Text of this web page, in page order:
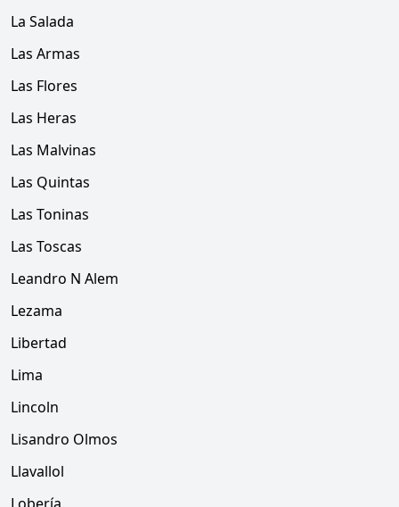
La Salada
Las Armas
Las Flores
Las Heras
Las Malvinas
Las Quintas
Las Toninas
Las Toscas
Leandro N Alem
Lezama
Libertad
Lima
Lincoln
Lisandro Olmos
Llavallol